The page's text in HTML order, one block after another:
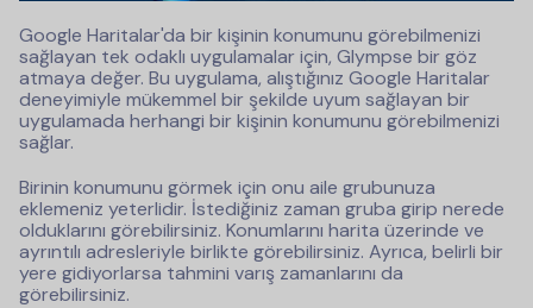
Google Haritalar'da bir kişinin konumunu görebilmenizi
sağlayan tek odaklı uygulamalar için, Glympse bir göz
atmaya değer. Bu uygulama, alıştığınız Google Haritalar
deneyimiyle mükemmel bir şekilde uyum sağlayan bir
uygulamada herhangi bir kişinin konumunu görebilmenizi
sağlar.
Birinin konumunu görmek için onu aile grubunuza
eklemeniz yeterlidir. İstediğiniz zaman gruba girip nerede
olduklarını görebilirsiniz. Konumlarını harita üzerinde ve
ayrıntılı adresleriyle birlikte görebilirsiniz. Ayrıca, belirli bir
yere gidiyorlarsa tahmini varış zamanlarını da
görebilirsiniz.